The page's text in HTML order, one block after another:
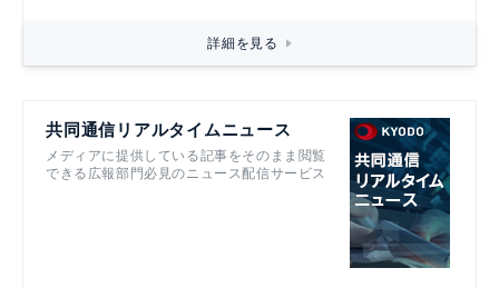
詳細を見る
共同通信リアルタイムニュース
メディアに提供している記事をそのまま閲覧
できる広報部門必見のニュース配信サービス